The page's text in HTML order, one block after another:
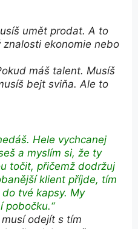
umět prodat. A to
ekonomie nebo
máš talent. Musíš
bejt sviňa. Ale to
Hele vychcanej
a myslím si, že ty
točit, přičemž dodržuj
klient příjde, tím
tvé kapsy. My
pobočku.“
odejít s tím